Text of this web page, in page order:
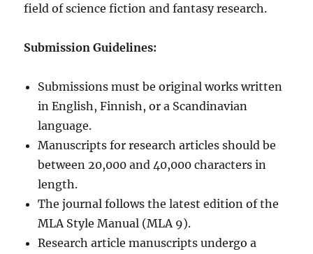
field of science fiction and fantasy research.
Submission Guidelines:
Submissions must be original works written
in English, Finnish, or a Scandinavian
language.
Manuscripts for research articles should be
between 20,000 and 40,000 characters in
length.
The journal follows the latest edition of the
MLA Style Manual (MLA 9).
Research article manuscripts undergo a